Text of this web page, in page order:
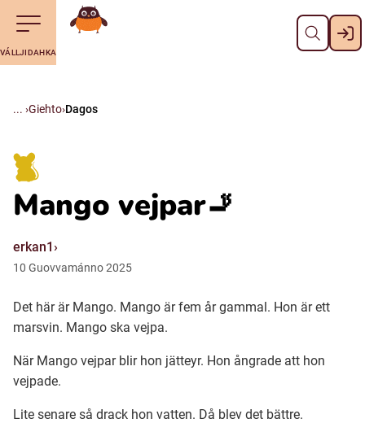
Till navigering av sidans innehåll
Till övergripande innehåll för webbplatsen Dahpa
Suomi (Finska)
Julevsámegiella (Lulesamiska)
Davvisámegiella (Nordsamiska)
Bidumsámegiella (Pitesamiska)
Ubmejesámiengiälla (Umesamiska)
VÁLLJIDAHKA
Maná álggobälláj
Giehto Dagos
Mango vejpar🚬
erkan1
10 Guovvamánno2025
Det här är Mango. Mango är fem år gammal. Hon är ett
marsvin. Mango ska vejpa.
När Mango vejpar blir hon jätteyr. Hon ångrade att hon
vejpade.
Lite senare så drack hon vatten. Då blev det bättre.